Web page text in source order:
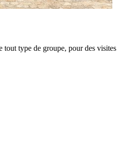
tout type de groupe, pour des visites